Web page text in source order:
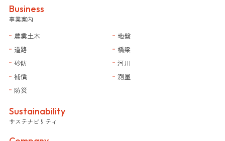
Business
事業案内
農業土木
地盤
道路
橋梁
砂防
河川
補償
測量
防災
Sustainability
サステナビリティ